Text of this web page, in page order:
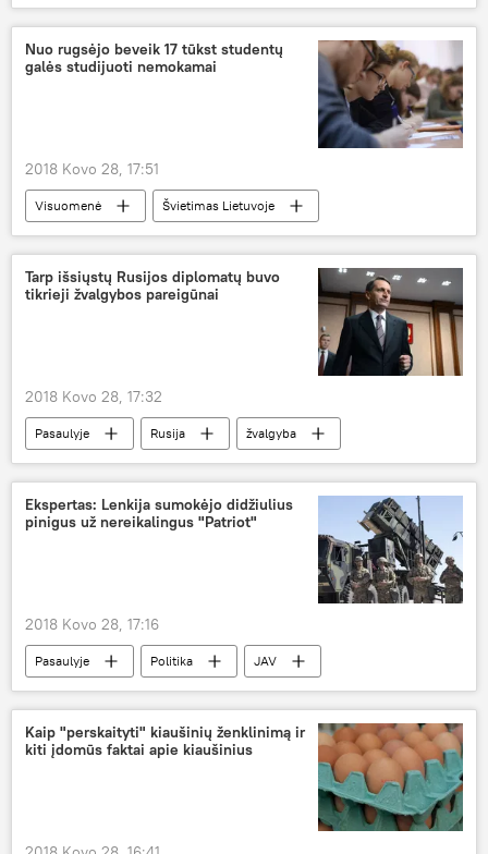
Sveikatos apsaugos ministerija (SAM)
kosmetika
natūrali kosmetika
Medicina ir sveikata
Nuo rugsėjo beveik 17 tūkst studentų
galės studijuoti nemokamai
2018 Kovo 28, 17:51
Visuomenė
Švietimas Lietuvoje
Lietuva
Švietimo ir mokslo ministerija
nemokamos studijos
Tarp išsiųstų Rusijos diplomatų buvo
tikrieji žvalgybos pareigūnai
2018 Kovo 28, 17:32
Pasaulyje Rusija
žvalgyba
Rusijos žvalgyba
Buvusio GRU pulkininko Skripalio nunuodijimas Didžiojoje Britanijoje
Ekspertas: Lenkija sumokėjo didžiulius
pinigus už nereikalingus "Patriot"
2018 Kovo 28, 17:16
Pasaulyje Politika
JAV
Lenkija
"Patriot"
Kaip "perskaityti" kiaušinių ženklinimą ir
kiti įdomūs faktai apie kiaušinius